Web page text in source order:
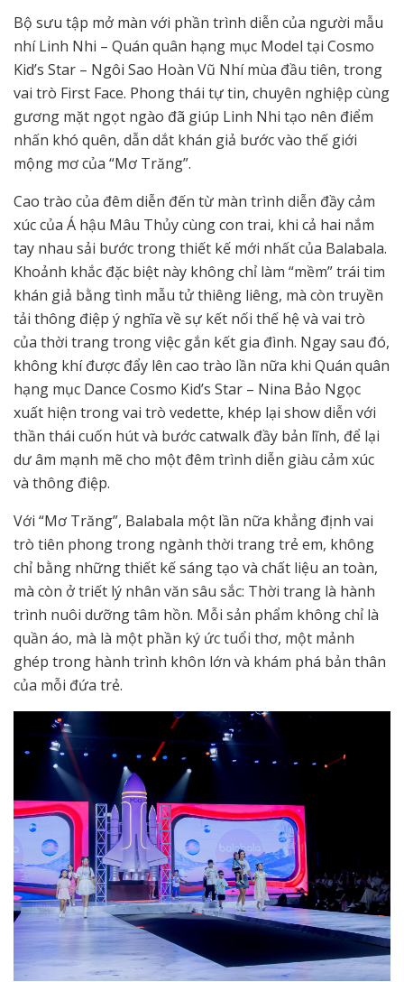
Bộ sưu tập mở màn với phần trình diễn của người mẫu
nhí Linh Nhi – Quán quân hạng mục Model tại Cosmo
Kid’s Star – Ngôi Sao Hoàn Vũ Nhí mùa đầu tiên, trong
vai trò First Face. Phong thái tự tin, chuyên nghiệp cùng
gương mặt ngọt ngào đã giúp Linh Nhi tạo nên điểm
nhấn khó quên, dẫn dắt khán giả bước vào thế giới
mộng mơ của “Mơ Trăng”.
Cao trào của đêm diễn đến từ màn trình diễn đầy cảm
xúc của Á hậu Mâu Thủy cùng con trai, khi cả hai nắm
tay nhau sải bước trong thiết kế mới nhất của Balabala.
Khoảnh khắc đặc biệt này không chỉ làm “mềm” trái tim
khán giả bằng tình mẫu tử thiêng liêng, mà còn truyền
tải thông điệp ý nghĩa về sự kết nối thế hệ và vai trò
của thời trang trong việc gắn kết gia đình. Ngay sau đó,
không khí được đẩy lên cao trào lần nữa khi Quán quân
hạng mục Dance Cosmo Kid’s Star – Nina Bảo Ngọc
xuất hiện trong vai trò vedette, khép lại show diễn với
thần thái cuốn hút và bước catwalk đầy bản lĩnh, để lại
dư âm mạnh mẽ cho một đêm trình diễn giàu cảm xúc
và thông điệp.
Với “Mơ Trăng”, Balabala một lần nữa khẳng định vai
trò tiên phong trong ngành thời trang trẻ em, không
chỉ bằng những thiết kế sáng tạo và chất liệu an toàn,
mà còn ở triết lý nhân văn sâu sắc: Thời trang là hành
trình nuôi dưỡng tâm hồn. Mỗi sản phẩm không chỉ là
quần áo, mà là một phần ký ức tuổi thơ, một mảnh
ghép trong hành trình khôn lớn và khám phá bản thân
của mỗi đứa trẻ.